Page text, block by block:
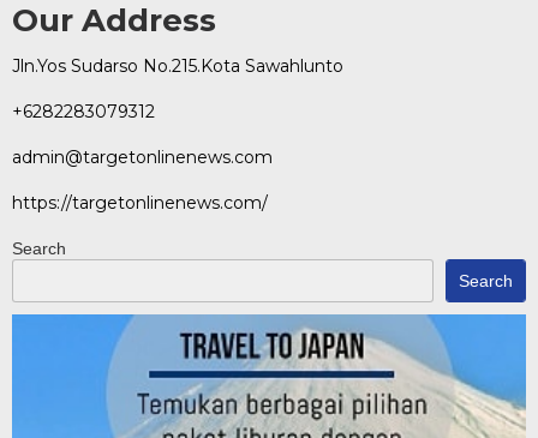
Our Address
Jln.Yos Sudarso No.215.Kota Sawahlunto
+6282283079312
admin@targetonlinenews.com
https://targetonlinenews.com/
Search
Search